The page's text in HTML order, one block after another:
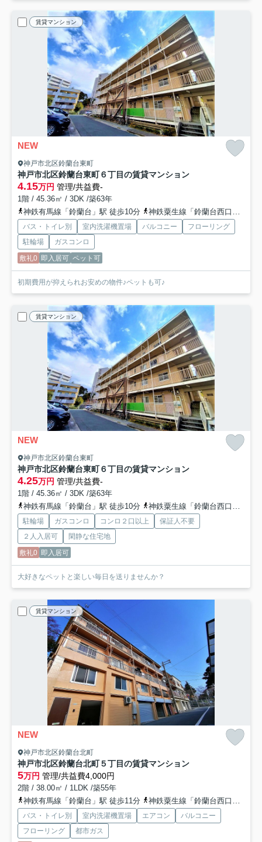
賃貸マンション
NEW
神戸市北区鈴蘭台東町
神戸市北区鈴蘭台東町６丁目の賃貸マンション
4.15万円 管理/共益費-
1階 / 45.36㎡ / 3DK /築63年
神鉄有馬線「鈴蘭台」駅 徒歩10分
神鉄粟生線「鈴蘭台西口」駅 徒歩20分
バス・トイレ別 室内洗濯機置場 バルコニー
フローリング
駐輪場
ガスコンロ
敷礼0 即入居可 ペット可
初期費用が抑えられお安めの物件♪ペットも可♪
賃貸マンション
NEW
神戸市北区鈴蘭台東町
神戸市北区鈴蘭台東町６丁目の賃貸マンション
4.25万円 管理/共益費-
1階 / 45.36㎡ / 3DK /築63年
神鉄有馬線「鈴蘭台」駅 徒歩10分
神鉄粟生線「鈴蘭台西口」駅 徒歩20分
駐輪場 ガスコンロ コンロ２口以上
保証人不要
２人入居可
閑静な住宅地
敷礼0 即入居可
大好きなペットと楽しい毎日を送りませんか？
賃貸マンション
NEW
神戸市北区鈴蘭台北町
神戸市北区鈴蘭台北町５丁目の賃貸マンション
5万円 管理/共益費4,000円
2階 / 38.00㎡ / 1LDK /築55年
神鉄有馬線「鈴蘭台」駅 徒歩11分
神鉄粟生線「鈴蘭台西口」駅 徒歩20分
バス・トイレ別 室内洗濯機置場 エアコン
バルコニー
フローリング
都市ガス